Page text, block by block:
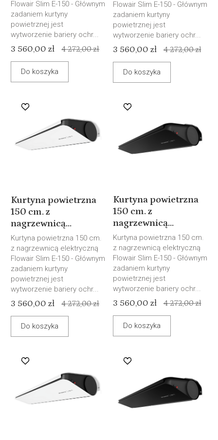
Flowair Slim E-150 - Głównym
zadaniem kurtyny
powietrznej jest
wytworzenie bariery ochr...
3 560,00 zł 4 272,00 zł
Do koszyka
Flowair Slim E-150 - Głównym
zadaniem kurtyny
powietrznej jest
wytworzenie bariery ochr...
3 560,00 zł 4 272,00 zł
Do koszyka
Kurtyna powietrzna
150 cm. z
nagrzewnicą...
Kurtyna powietrzna 150 cm.
z nagrzewnicą elektryczną
Flowair Slim E-150 - Głównym
zadaniem kurtyny
powietrznej jest
wytworzenie bariery ochr...
3 560,00 zł 4 272,00 zł
Do koszyka
Kurtyna powietrzna
150 cm. z
nagrzewnicą...
Kurtyna powietrzna 150 cm.
z nagrzewnicą elektryczną
Flowair Slim E-150 - Głównym
zadaniem kurtyny
powietrznej jest
wytworzenie bariery ochr...
3 560,00 zł 4 272,00 zł
Do koszyka